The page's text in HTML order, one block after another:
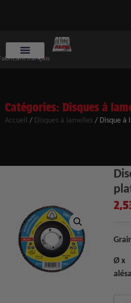
français
Catégories: Disques à
Accueil / Disques à lamelles / Disque à
Ø x